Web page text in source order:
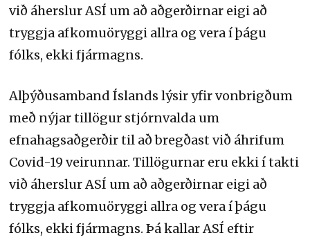
við áherslur ASÍ um að aðgerðirnar eigi að
tryggja afkomuöryggi allra og vera í þágu
fólks, ekki fjármagns.
Alþýðusamband Íslands lýsir yfir vonbrigðum
með nýjar tillögur stjórnvalda um
efnahagsaðgerðir til að bregðast við áhrifum
Covid-19 veirunnar. Tillögurnar eru ekki í takti
við áherslur ASÍ um að aðgerðirnar eigi að
tryggja afkomuöryggi allra og vera í þágu
fólks, ekki fjármagns. Þá kallar ASÍ eftir